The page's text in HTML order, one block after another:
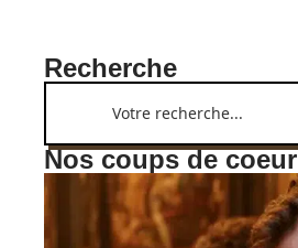
Recherche
Nos coups de coeur